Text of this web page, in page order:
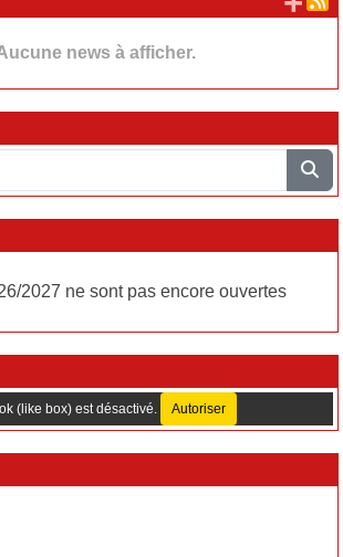
news à afficher.
2027 ne sont pas encore ouvertes
(like box) est désactivé. Autoriser